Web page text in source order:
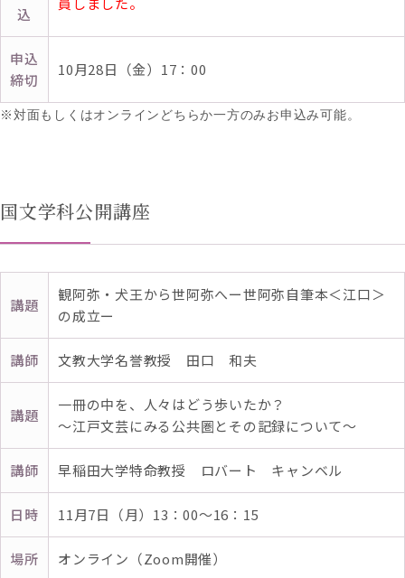
込
申込
締切
10月28日（金）17：00
※対面もしくはオンラインどちらか一方のみお申込み可能。
国文学科公開講座
講題
観阿弥・犬王から世阿弥へー世阿弥自筆本＜江口＞
の成立ー
講師 文教大学名誉教授 田口 和夫
講題
一冊の中を、人々はどう歩いたか？
～江戸文芸にみる公共圏とその記録について～
講師 早稲田大学特命教授 ロバート キャンベル
日時 11月7日（月）13：00～16：15
場所 オンライン（Zoom開催）